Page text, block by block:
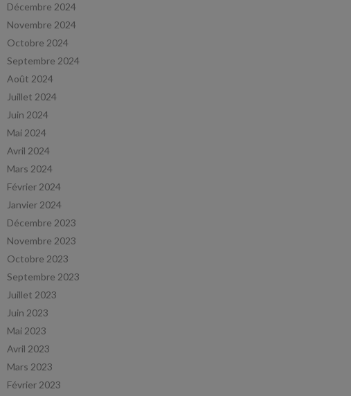
Décembre 2024
Novembre 2024
Octobre 2024
Septembre 2024
Août 2024
Juillet 2024
Juin 2024
Mai 2024
Avril 2024
Mars 2024
Février 2024
Janvier 2024
Décembre 2023
Novembre 2023
Octobre 2023
Septembre 2023
Juillet 2023
Juin 2023
Mai 2023
Avril 2023
Mars 2023
Février 2023